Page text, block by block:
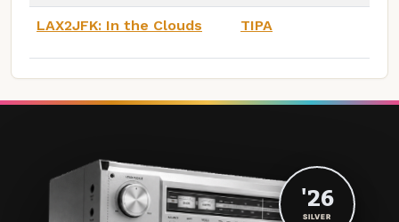
LAX2JFK: In the Clouds TIPA
'26
SILVER